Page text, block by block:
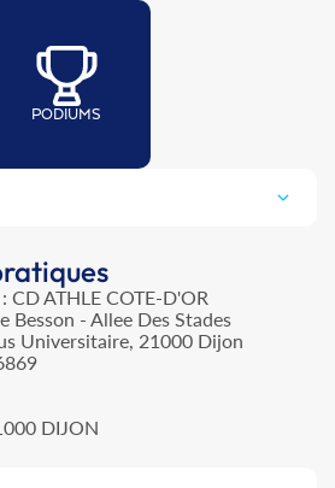
PODIUMS
CD ATHLE COTE-D'OR
Besson - Allee Des Stades
Universitaire, 21000 Dijon
DIJON